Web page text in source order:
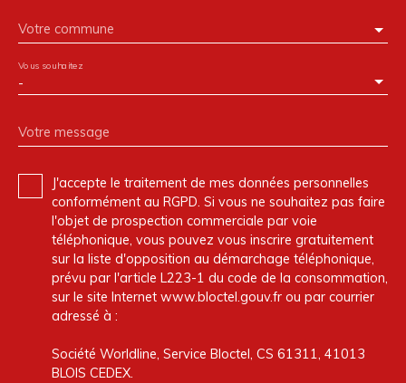
Votre commune
-
Vous souhaitez
Votre message
J'accepte le traitement de mes données personnelles
conformément au RGPD. Si vous ne souhaitez pas faire
l'objet de prospection commerciale par voie
téléphonique, vous pouvez vous inscrire gratuitement
sur la liste d'opposition au démarchage téléphonique,
prévu par l'article L223-1 du code de la consommation,
sur le site Internet www.bloctel.gouv.fr ou par courrier
adressé à :
Société Worldline, Service Bloctel, CS 61311, 41013
BLOIS CEDEX.